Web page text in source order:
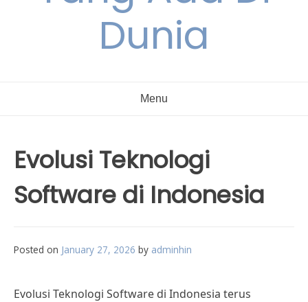
Dunia
Menu
Evolusi Teknologi
Software di Indonesia
Posted on January 27, 2026 by adminhin
Evolusi Teknologi Software di Indonesia terus